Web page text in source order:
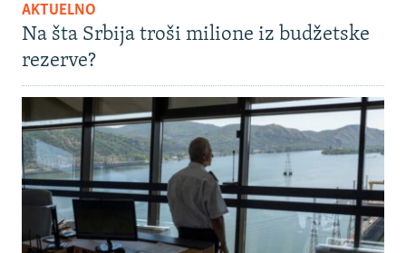
AKTUELNO
Na šta Srbija troši milione iz budžetske
rezerve?